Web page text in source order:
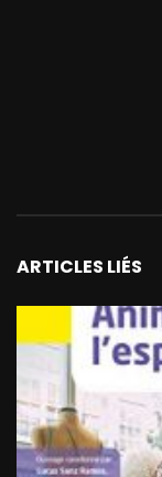
ARTICLES LIÉS